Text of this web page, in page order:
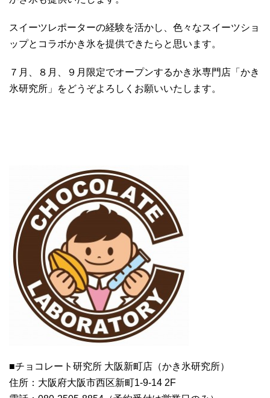
スイーツレポーターの経験を活かし、色々なスイーツショ
ップとコラボかき氷を提供できたらと思います。
７月、８月、９月限定でオープンするかき氷専門店「かき
氷研究所」をどうぞよろしくお願いいたします。
■チョコレート研究所 大阪新町店（かき氷研究所）
住所：大阪府大阪市西区新町1-9-14 2F